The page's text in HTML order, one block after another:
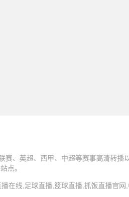
、英超、西甲、中超等赛事高清转播
点。
在线,足球直播,篮球直播,抓饭直播官网